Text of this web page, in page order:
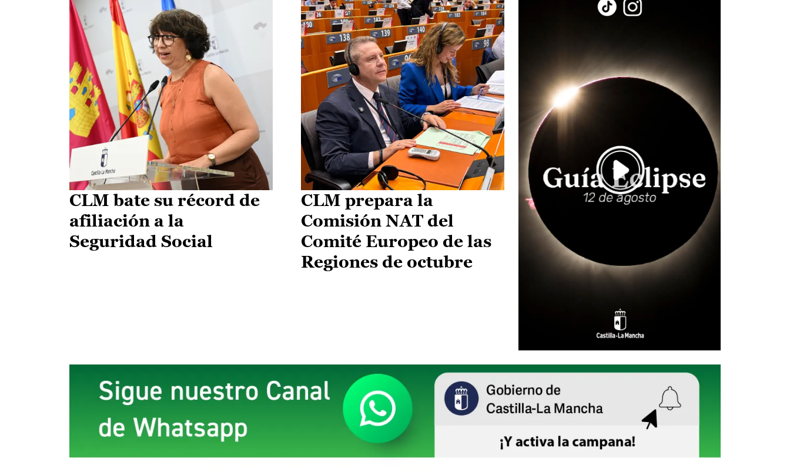
CLM bate su récord de
afiliación a la
Seguridad Social
CLM prepara la
Comisión NAT del
Comité Europeo de las
Regiones de octubre